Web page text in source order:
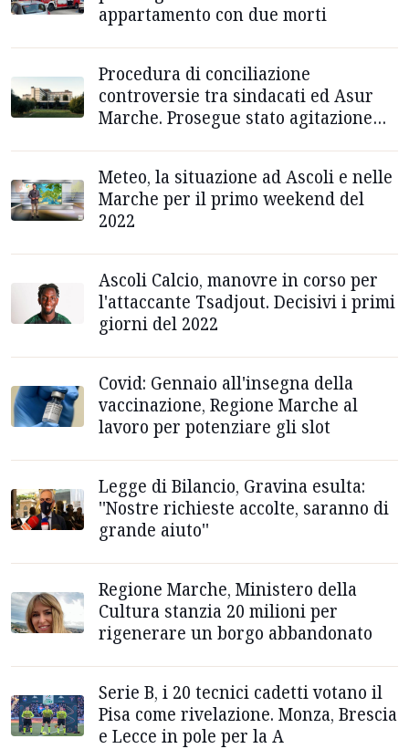
appartamento con due morti
Procedura di conciliazione
controversie tra sindacati ed Asur
Marche. Prosegue stato agitazione
Meteo, la situazione ad Ascoli e nelle
Marche per il primo weekend del
2022
Ascoli Calcio, manovre in corso per
l'attaccante Tsadjout. Decisivi i primi
giorni del 2022
Covid: Gennaio all'insegna della
vaccinazione, Regione Marche al
lavoro per potenziare gli slot
Legge di Bilancio, Gravina esulta:
''Nostre richieste accolte, saranno di
grande aiuto''
Regione Marche, Ministero della
Cultura stanzia 20 milioni per
rigenerare un borgo abbandonato
Serie B, i 20 tecnici cadetti votano il
Pisa come rivelazione. Monza, Brescia
e Lecce in pole per la A